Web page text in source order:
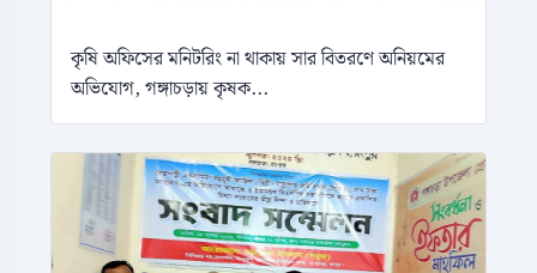
কৃষি অফিসের মনিটরিং না থাকায় সার বিতরণে অনিয়মের
অভিযোগ, গঙ্গাচড়ায় কৃষক...